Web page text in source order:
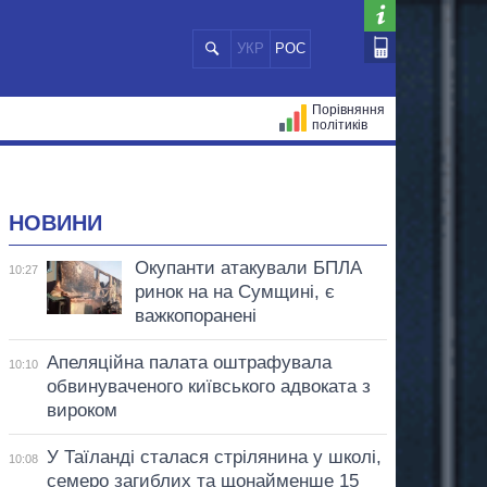
УКР РОС
Порівняння
політиків
НОВИНИ
10:27
Окупанти атакували БПЛА
ринок на на Сумщині, є
важкопоранені
10:10
Апеляційна палата оштрафувала
обвинуваченого київського адвоката з
вироком
10:08
У Таїланді сталася стрілянина у школі,
семеро загиблих та щонайменше 15